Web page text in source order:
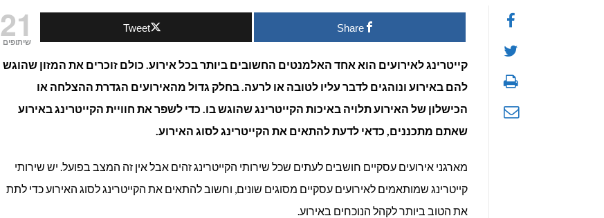
תפריט
21
שיתופים
Share
Tweet
קייטרינג לאירועים הוא אחד האלמנטים החשובים ביותר בכל אירוע. כולם זוכרים את המזון שהוגש
להם באירוע ונוהגים לדבר עליו לטובה או לרעה. בחלק גדול מהאירועים הגדרת ההצלחה או
הכישלון של האירוע תלויה באיכות הקייטרינג שהוגש בו. כדי לשפר את חוויית הקייטרינג באירוע
שאתם מתכננים, כדאי לדעת להתאים את הקייטרינג לסוג האירוע.
מארגני אירועים עסקיים חושבים לעתים שכל שירותי הקייטרינג זהים אבל אין זה המצב בפועל. יש שירותי
קייטרינג שמותאמים לאירועים עסקיים מסוגים שונים, וחשוב להתאים את הקייטרינג לסוג האירוע כדי לתת
את הטוב ביותר לקהל הנוכחים באירוע.